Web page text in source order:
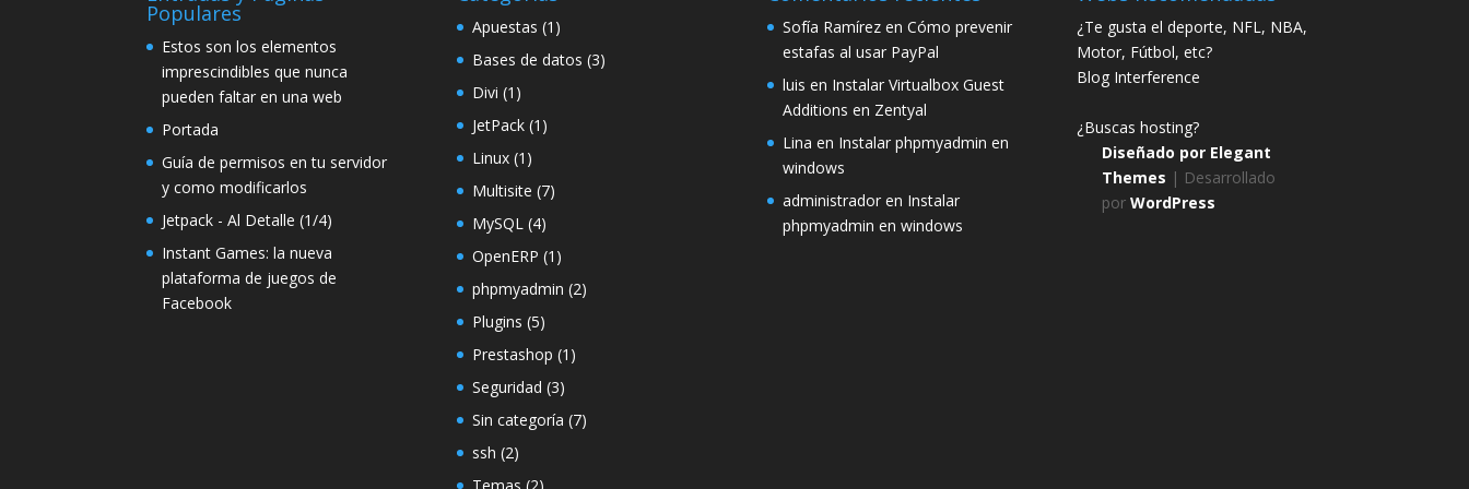
Populares
Estos son los elementos
imprescindibles que nunca
pueden faltar en una web
Portada
Guía de permisos en tu servidor
y como modificarlos
Jetpack - Al Detalle (1/4)
Instant Games: la nueva
plataforma de juegos de
Facebook
Apuestas (1)
Bases de datos (3)
Divi (1)
JetPack(1)
Linux(1)
Multisite (7)
MySQL(4)
OpenERP (1)
phpmyadmin (2)
Plugins (5)
Prestashop (1)
Seguridad (3)
Sin categoría (7)
ssh (2)
Sofía Ramírezen Cómo prevenir
estafas al usar PayPal
luis en Instalar Virtualbox Guest
Additions en Zentyal
Lina en Instalar phpmyadmin en
windows
administradoren Instalar
phpmyadmin en windows
¿Te gusta el deporte, NFL, NBA,
Motor, Fútbol, etc?
Blog Interference
¿Buscas hosting?
Diseñado por Elegant
Themes | Desarrollado
por WordPress